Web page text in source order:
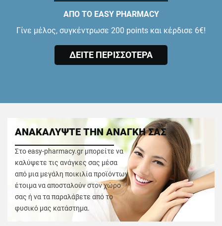
ΑΠΟ ΤΟ EASY PHARMACY
Γίνε μέλος, συγκέντρωσε 200 points και κέρδισε 6€!
ΔΕΙΤΕ ΠΕΡΙΣΣΟΤΕΡΑ
ΑΝΑΚΑΛΥΨΤΕ ΤΗΝ ΑΝΑΓΚΗ ΣΑΣ
Στο easy-pharmacy.gr μπορείτε να
καλύψετε τις ανάγκες σας μέσα
από μια μεγάλη ποικιλία προϊόντων
έτοιμα να αποσταλούν στον χώρο
σας ή να τα παραλάβετε από το
φυσικό μας κατάστημα.